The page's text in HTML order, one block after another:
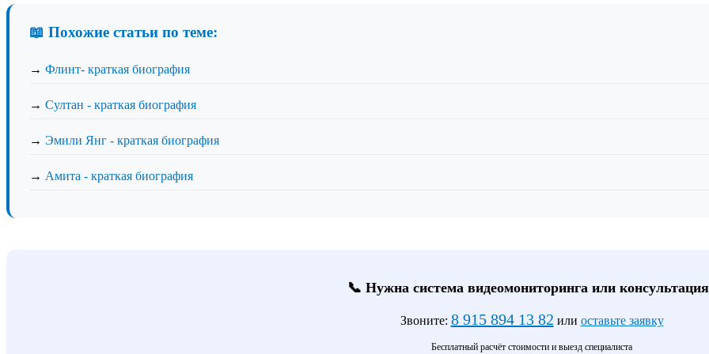
📖 Похожие статьи по теме:
→ Флинт- краткая биография
→ Султан - краткая биография
→ Эмили Янг - краткая биография
→ Амита - краткая биография
📞 Нужна система видеомониторинга или
Звоните: 8 915 894 13 82 или оставьте заявку
Бесплатный расчёт стоимости и выезд специалиста